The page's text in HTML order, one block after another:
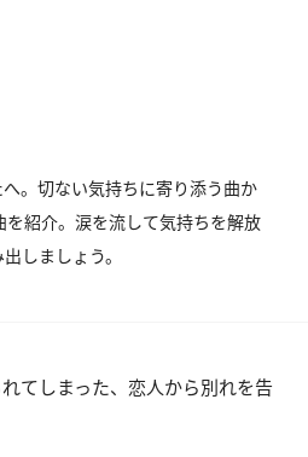
。切ない気持ちに寄り添う曲か
紹介。涙を流して気持ちを解放
しましょう。
てしまった、恋人から別れを告